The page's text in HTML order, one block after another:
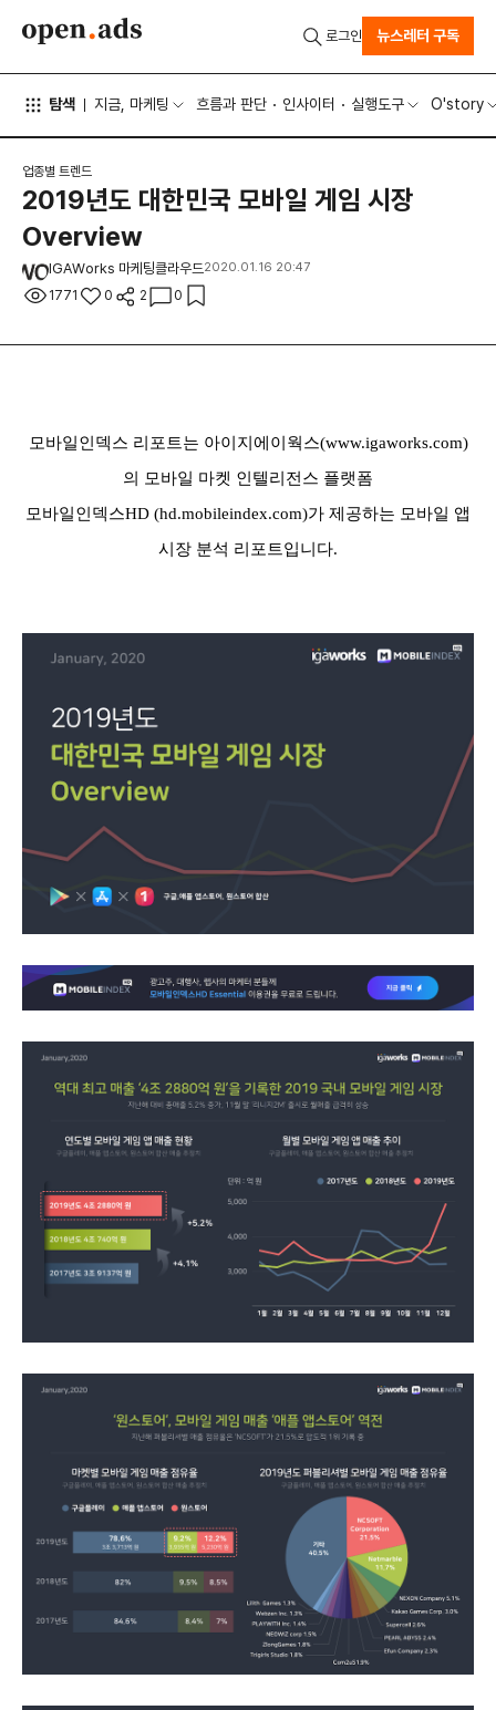
탐색 지금, 마케팅 흐름과 판단 인사이터 실행도구 O'story
로그인 뉴스레터 구독
업종별 트렌드
2019년도 대한민국 모바일 게임 시장
Overview
IGAWorks 마케팅클라우드2020.01.16 20:47
1771 0 2 0
모바일인덱스 리포트는 아이지에이웍스(www.igaworks.com)
의 모바일 마켓 인텔리전스 플랫폼
모바일인덱스HD (hd.mobileindex.com)가 제공하는 모바일 앱
시장 분석 리포트입니다.